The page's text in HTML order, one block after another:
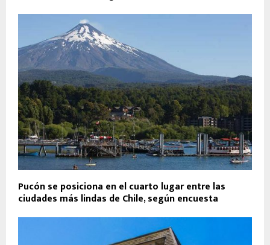
Pucón se posiciona en el cuarto lugar entre las
ciudades más lindas de Chile, según encuesta